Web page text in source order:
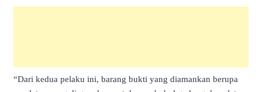
“Dari kedua pelaku ini, barang bukti yang diamankan berupa